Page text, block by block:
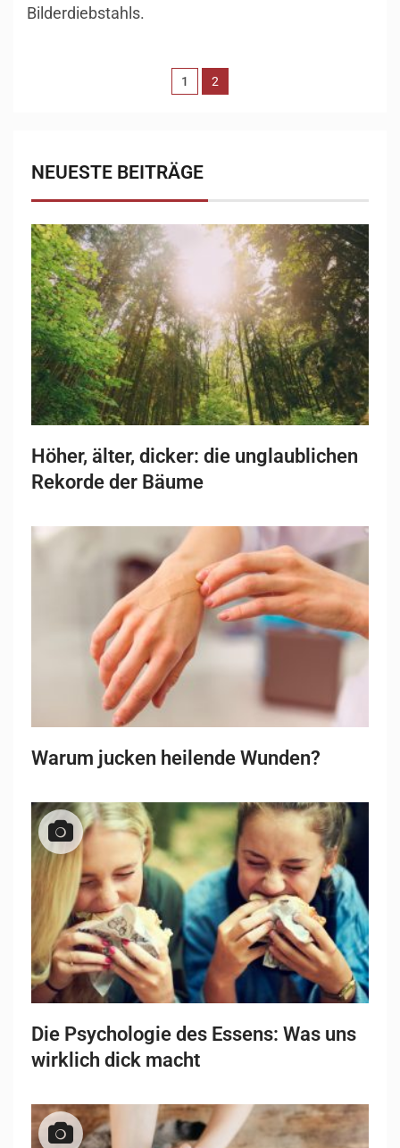
Bilderdiebstahls.
1 2
NEUESTE BEITRÄGE
Höher, älter, dicker: die unglaublichen
Rekorde der Bäume
Warum jucken heilende Wunden?
Die Psychologie des Essens: Was uns
wirklich dick macht